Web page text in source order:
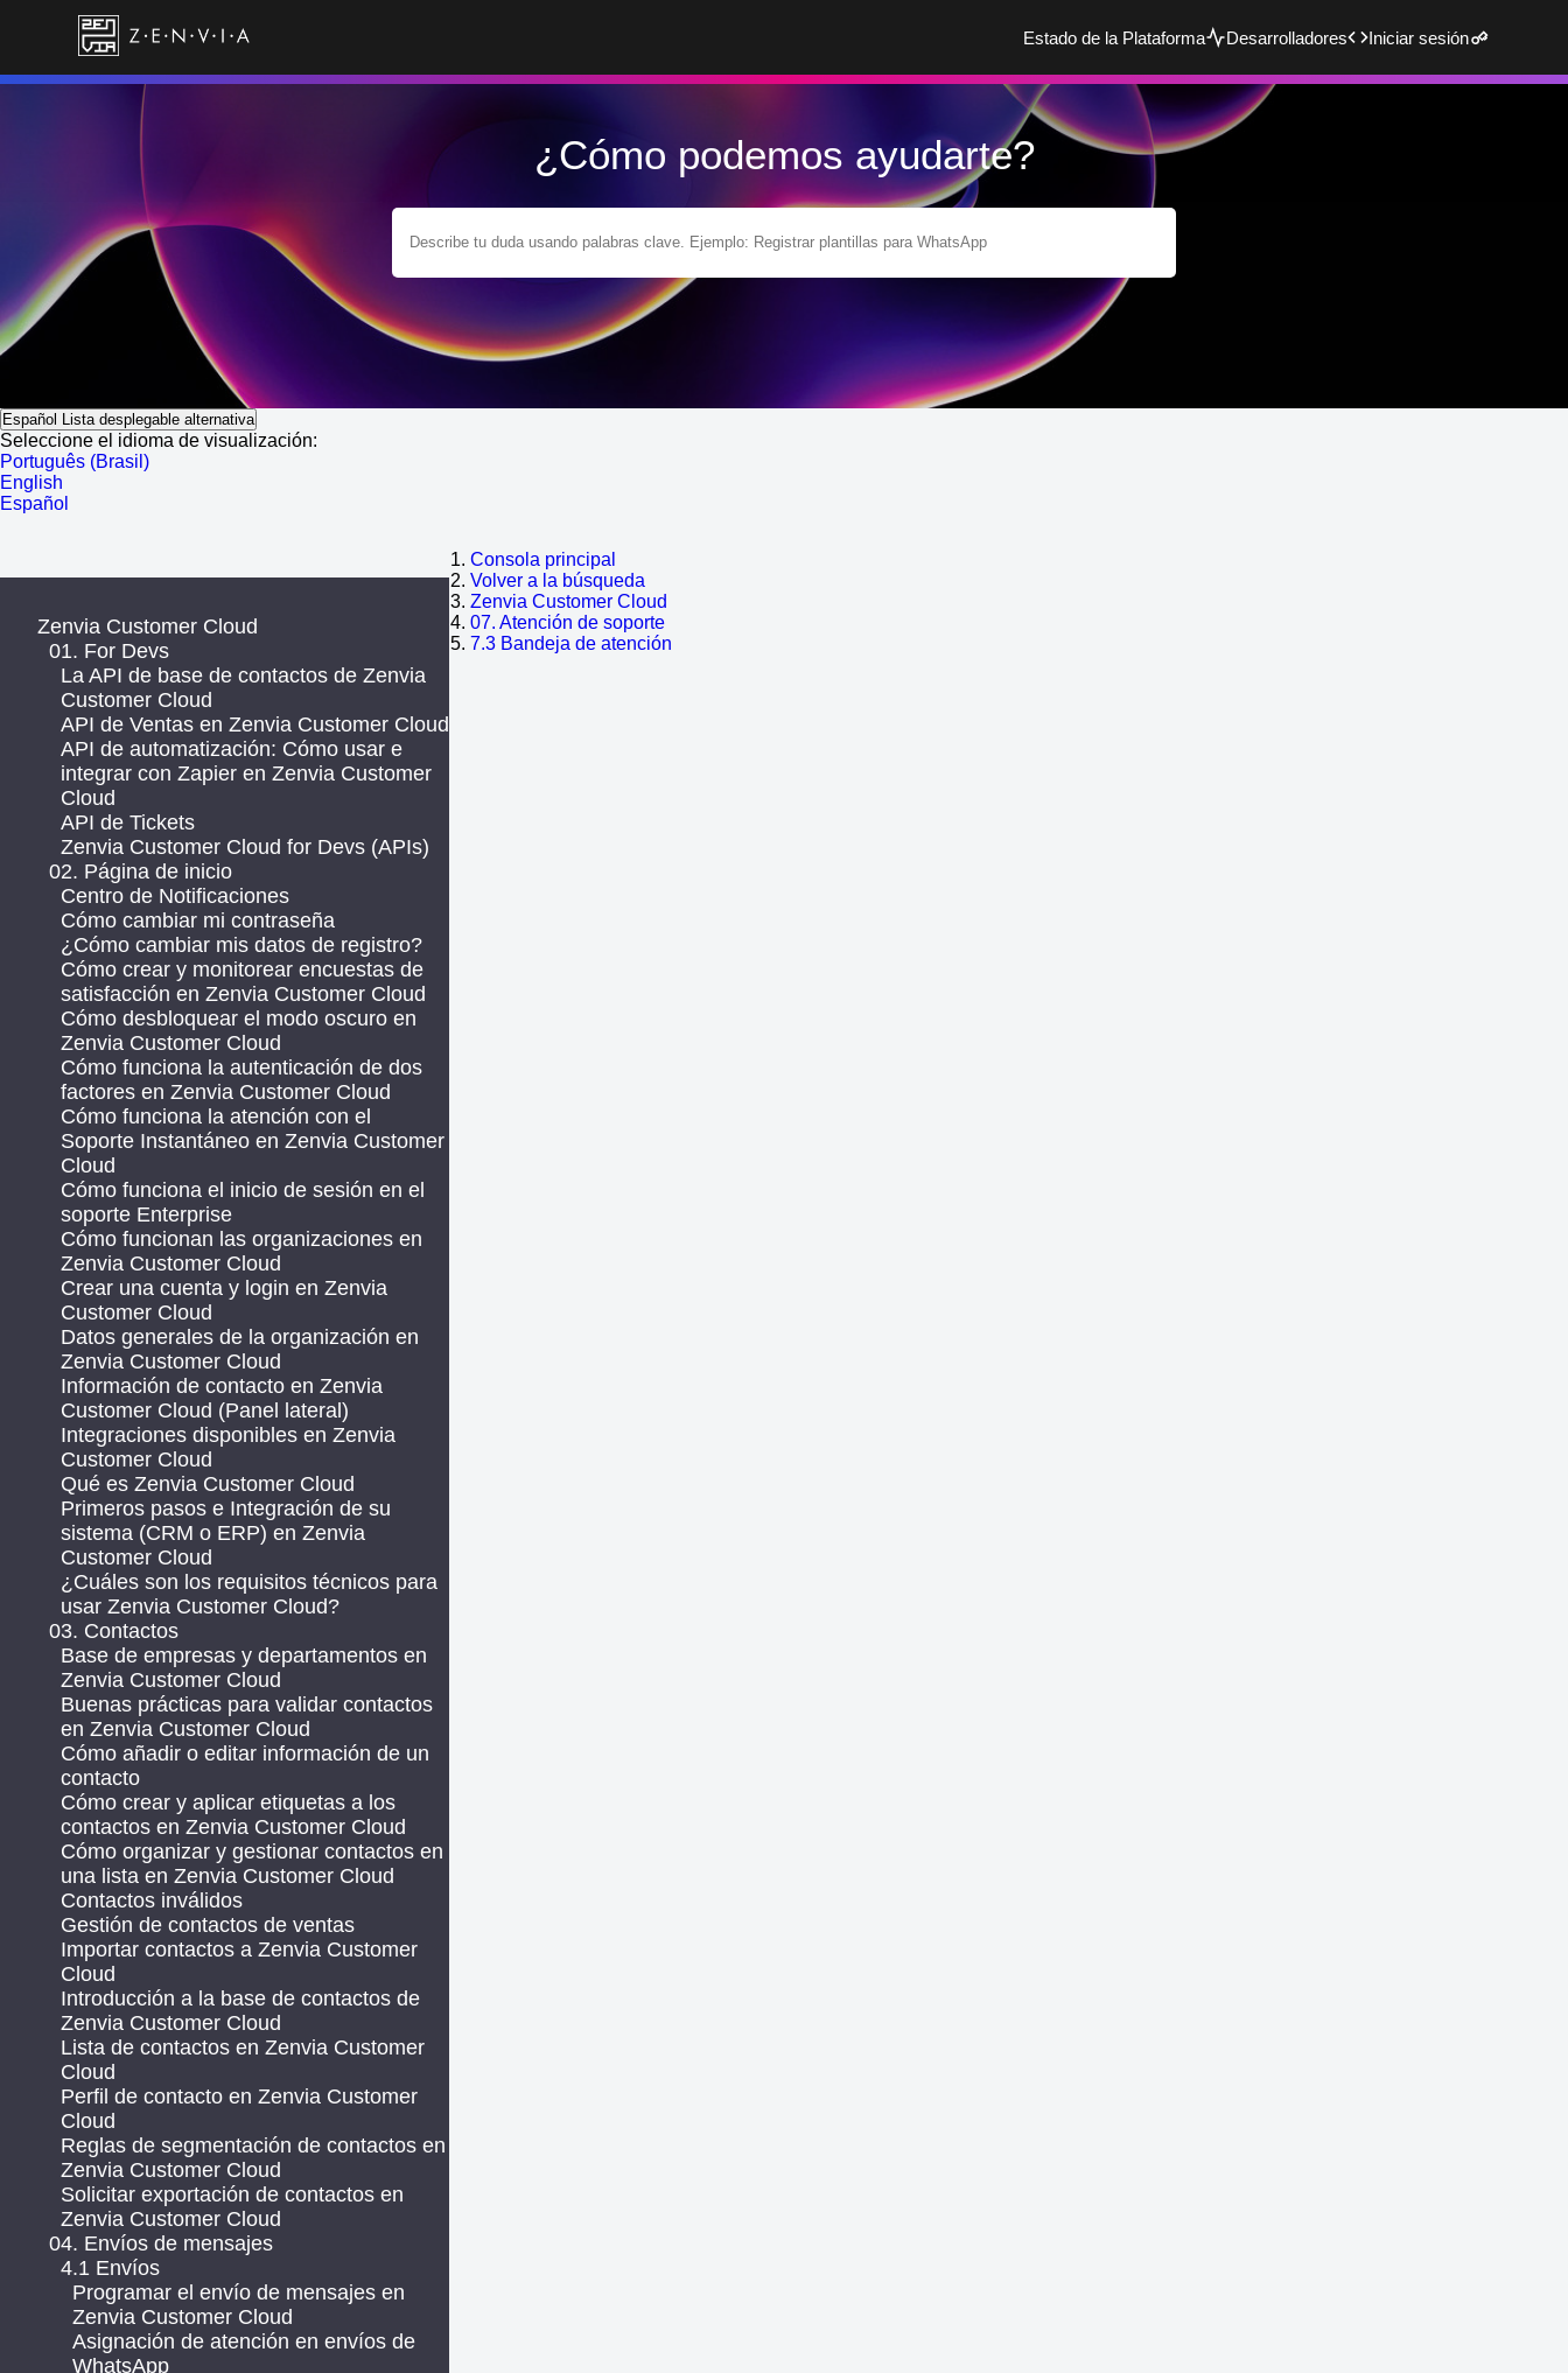
Estado de la Plataforma Desarrolladores Iniciar sesión
¿Cómo podemos ayudarte?
Español Lista desplegable alternativa
Seleccione el idioma de visualización:
Português (Brasil)
English
Español
Consola principal
Volver a la búsqueda
Zenvia Customer Cloud
07. Atención de soporte
7.3 Bandeja de atención
Zenvia Customer Cloud
01. For Devs
La API de base de contactos de Zenvia
Customer Cloud
API de Ventas en Zenvia Customer Cloud
API de automatización: Cómo usar e
integrar con Zapier en Zenvia Customer
Cloud
API de Tickets
Zenvia Customer Cloud for Devs (APIs)
02. Página de inicio
Centro de Notificaciones
Cómo cambiar mi contraseña
¿Cómo cambiar mis datos de registro?
Cómo crear y monitorear encuestas de
satisfacción en Zenvia Customer Cloud
Cómo desbloquear el modo oscuro en
Zenvia Customer Cloud
Cómo funciona la autenticación de dos
factores en Zenvia Customer Cloud
Cómo funciona la atención con el
Soporte Instantáneo en Zenvia Customer
Cloud
Cómo funciona el inicio de sesión en el
soporte Enterprise
Cómo funcionan las organizaciones en
Zenvia Customer Cloud
Crear una cuenta y login en Zenvia
Customer Cloud
Datos generales de la organización en
Zenvia Customer Cloud
Información de contacto en Zenvia
Customer Cloud (Panel lateral)
Integraciones disponibles en Zenvia
Customer Cloud
Qué es Zenvia Customer Cloud
Primeros pasos e Integración de su
sistema (CRM o ERP) en Zenvia
Customer Cloud
¿Cuáles son los requisitos técnicos para
usar Zenvia Customer Cloud?
03. Contactos
Base de empresas y departamentos en
Zenvia Customer Cloud
Buenas prácticas para validar contactos
en Zenvia Customer Cloud
Cómo añadir o editar información de un
contacto
Cómo crear y aplicar etiquetas a los
contactos en Zenvia Customer Cloud
Cómo organizar y gestionar contactos en
una lista en Zenvia Customer Cloud
Contactos inválidos
Gestión de contactos de ventas
Importar contactos a Zenvia Customer
Cloud
Introducción a la base de contactos de
Zenvia Customer Cloud
Lista de contactos en Zenvia Customer
Cloud
Perfil de contacto en Zenvia Customer
Cloud
Reglas de segmentación de contactos en
Zenvia Customer Cloud
Solicitar exportación de contactos en
Zenvia Customer Cloud
04. Envíos de mensajes
4.1 Envíos
Programar el envío de mensajes en
Zenvia Customer Cloud
Asignación de atención en envíos de
WhatsApp